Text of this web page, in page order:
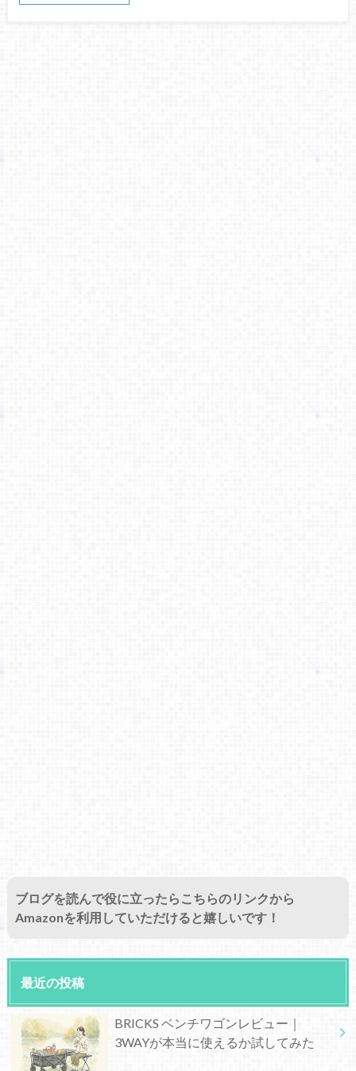
ブログを読んで役に立ったらこちらのリンクから
Amazonを利用していただけると嬉しいです！
最近の投稿
BRICKS ベンチワゴンレビュー｜
3WAYが本当に使えるか試してみた